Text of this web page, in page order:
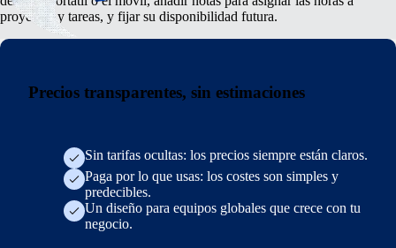
proyectos y tareas, y fijar su disponibilidad futura.
Precios transparentes, sin estimaciones
Sin tarifas ocultas: los precios siempre están claros.
Paga por lo que usas: los costes son simples y
predecibles.
Un diseño para equipos globales que crece con tu
negocio.